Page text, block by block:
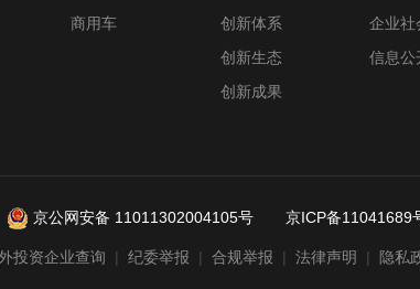
商用车
创新体系
创新生态
创新成果
企业社
信息公
京公网安备 11011302004105号 京ICP备11041689
投资企业查询 | 纪委举报 | 合规举报 | 法律声明 | 隐私